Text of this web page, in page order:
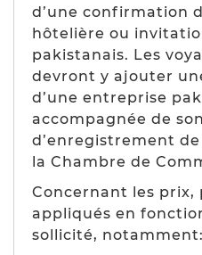
d’une confirmation
hôtelière ou
pakistanais. Les
devront y ajouter
d’une entreprise
accompagnée de
d’enregistrement
la Chambre de
Concernant les prix,
appliqués en
sollicité, notamment: